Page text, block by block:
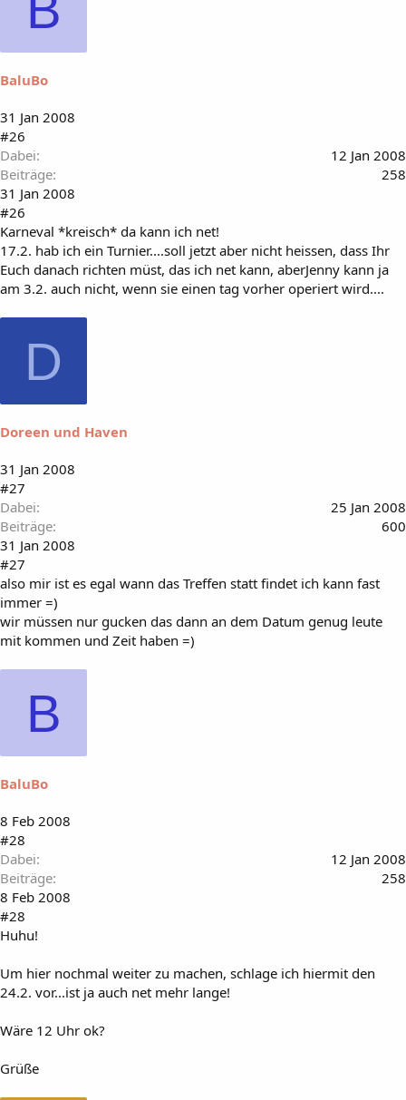
BaluBo
31 Jan 2008
#26
Dabei
12 Jan 2008
Beiträge
258
31 Jan 2008
#26
Karneval *kreisch* da kann ich net!
17.2. hab ich ein Turnier....soll jetzt aber nicht heissen, dass Ihr
Euch danach richten müst, das ich net kann, aberJenny kann ja
am 3.2. auch nicht, wenn sie einen tag vorher operiert wird....
D
Doreen und Haven
31 Jan 2008
#27
Dabei
25 Jan 2008
Beiträge
600
31 Jan 2008
#27
also mir ist es egal wann das Treffen statt findet ich kann fast
immer =)
wir müssen nur gucken das dann an dem Datum genug leute
mit kommen und Zeit haben =)
B
BaluBo
8 Feb 2008
#28
Dabei
12 Jan 2008
Beiträge
258
8 Feb 2008
#28
Huhu!
Um hier nochmal weiter zu machen, schlage ich hiermit den
24.2. vor...ist ja auch net mehr lange!
Wäre 12 Uhr ok?
Grüße